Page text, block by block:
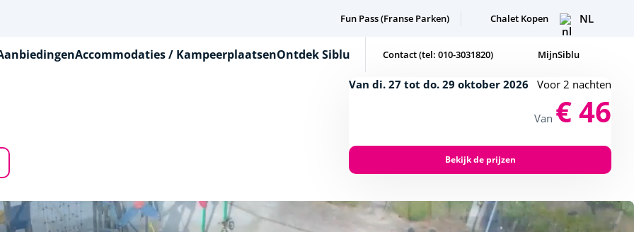
Fun Pass (Franse Parken) Chalet Kopen NL
Accommodaties / KampeerplaatsenOntdek Siblu Contact (tel: 010-3031820) MijnSiblu
Van di. 27 tot do. 29 oktober 2026 Voor 2 nachten
Van € 46
Bekijk de prijzen